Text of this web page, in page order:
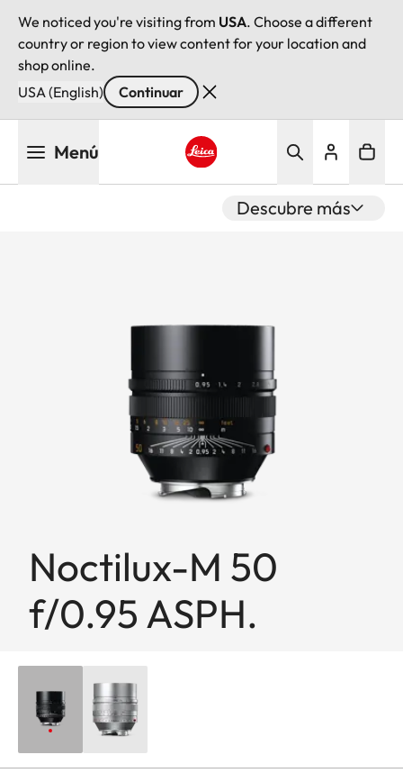
We noticed you're visiting from USA. Choose a different
country or region to view content for your location and
shop online.
USA (English)
Continuar
Menú
Descubre más
Noctilux-M 50
f/0.95 ASPH.